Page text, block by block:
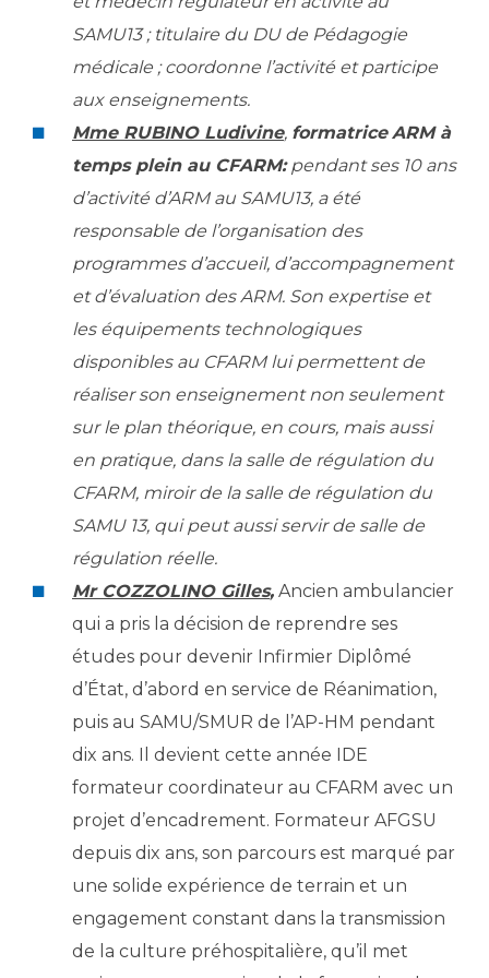
Salon des familles
Transports sanitaires
Vos droits, vos devoirs
Handicap
Handi 13
Pôle Médecine Physique et Réadaptation
Accueil sourds et malentendants
Charte Romain Jacob
Mouvement Parcours Handicap 13
Activité physique
Cancer
Médecine nucléaire
Maladies rares
Maternité Hôpital Nord
Vos représentants
La Commission Des Usagers (CDU)
Les Comités Locaux des Usagers
Les structures de recherche
Écoles et Instituts de Formation
Plateforme des internes
Professionnels de santé
Réseaux de soins
Adresser un examen au Laboratoire de Biologie
Médicale
Radiologie / Imagerie
Cancérologie
Les pôles d'activité médicale
Anatomie et Cytologie Pathologiques
Adresser un examen au Laboratoire d'Infectiologie
Centres de référence Maladies Rares
Plateforme d'Expertise Maladies Rares
Presse / Multimédia
Communiqués de presse
Dossiers de presse
Médiathèque
Fournisseurs
Rôles et missions
SAMU13 ; titulaire du DU de Pédagogie
médicale ; coordonne l’activité et participe
aux enseignements.
Mme RUBINO Ludivine, formatrice ARM à
temps plein au CFARM:pendant ses 10 ans
d’activité d’ARM au SAMU13, a été
responsable de l’organisation des
programmes d’accueil, d’accompagnement
et d’évaluation des ARM. Son expertise et
les équipements technologiques
disponibles au CFARM lui permettent de
réaliser son enseignement non seulement
sur le plan théorique, en cours, mais aussi
en pratique, dans la salle de régulation du
CFARM, miroir de la salle de régulation du
SAMU 13, qui peut aussi servir de salle de
régulation réelle.
Mr COZZOLINO Gilles, Ancien ambulancier
qui a pris la décision de reprendre ses
études pour devenir Infirmier Diplômé
d’État, d’abord en service de Réanimation,
puis au SAMU/SMUR de l’AP-HM pendant
dix ans. Il devient cette année IDE
formateur coordinateur au CFARM avec un
projet d’encadrement. Formateur AFGSU
depuis dix ans, son parcours est marqué par
une solide expérience de terrain et un
engagement constant dans la transmission
de la culture préhospitalière, qu’il met